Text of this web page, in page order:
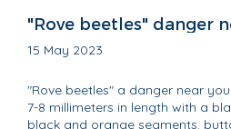
"Rove beetles" danger
15 May 2023
"Rove beetles" a danger near
7-8 millimeters in length with a
black and orange segments.